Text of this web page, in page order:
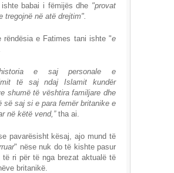
ishte babai i fëmijës dhe "provat
tregojnë në atë drejtim".
rëndësia e Fatimes tani ishte "e
e saj personale e
të saj ndaj Islamit kundër
shumë të vështira familjare dhe
së saj si e para femër britanike e
në këtë vend,”tha ai.
pavarësisht kësaj, ajo mund të
" nëse nuk do të kishte pasur
të ri për të nga brezat aktualë të
britanikë.